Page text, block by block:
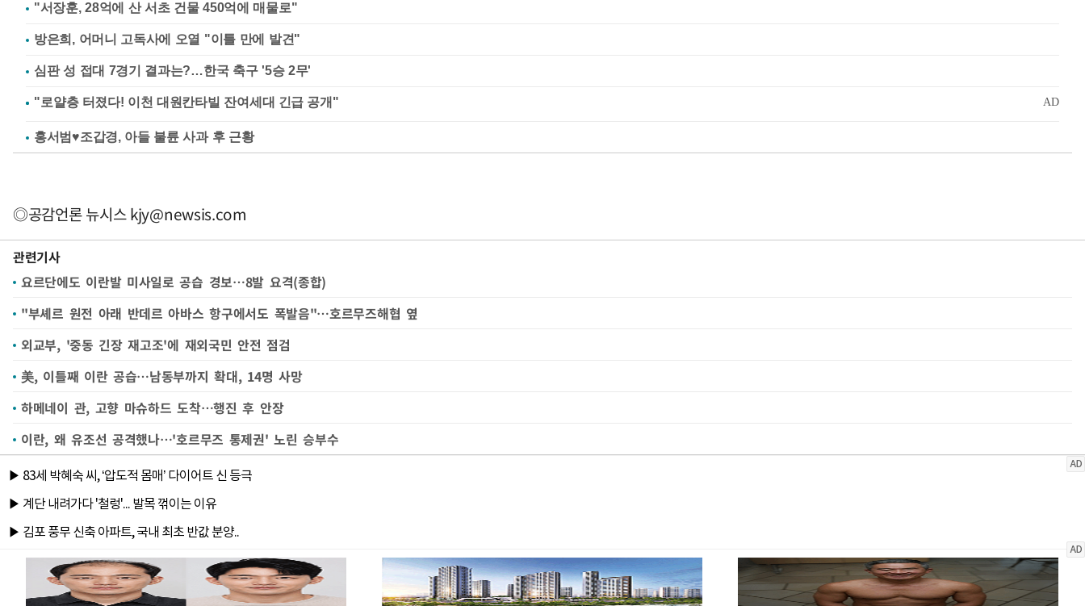
"서장훈, 28억에 산 서초 건물 450억에 매물로"
방은희, 어머니 고독사에 오열 "이틀 만에 발견"
심판 성 접대 7경기 결과는?…한국 축구 '5승 2무'
홍서범♥조갑경, 아들 불륜 사과 후 근황
◎공감언론 뉴시스kjy@newsis.com
관련기사
요르단에도 이란발 미사일로 공습 경보…8발 요격(종합)
"부셰르 원전 아래 반데르 아바스 항구에서도 폭발음"…호르무즈해협 옆
외교부, '중동 긴장 재고조'에 재외국민 안전 점검
美, 이틀째 이란 공습…남동부까지 확대, 14명 사망
하메네이 관, 고향 마슈하드 도착…행진 후 안장
이란, 왜 유조선 공격했나…'호르무즈 통제권' 노린 승부수